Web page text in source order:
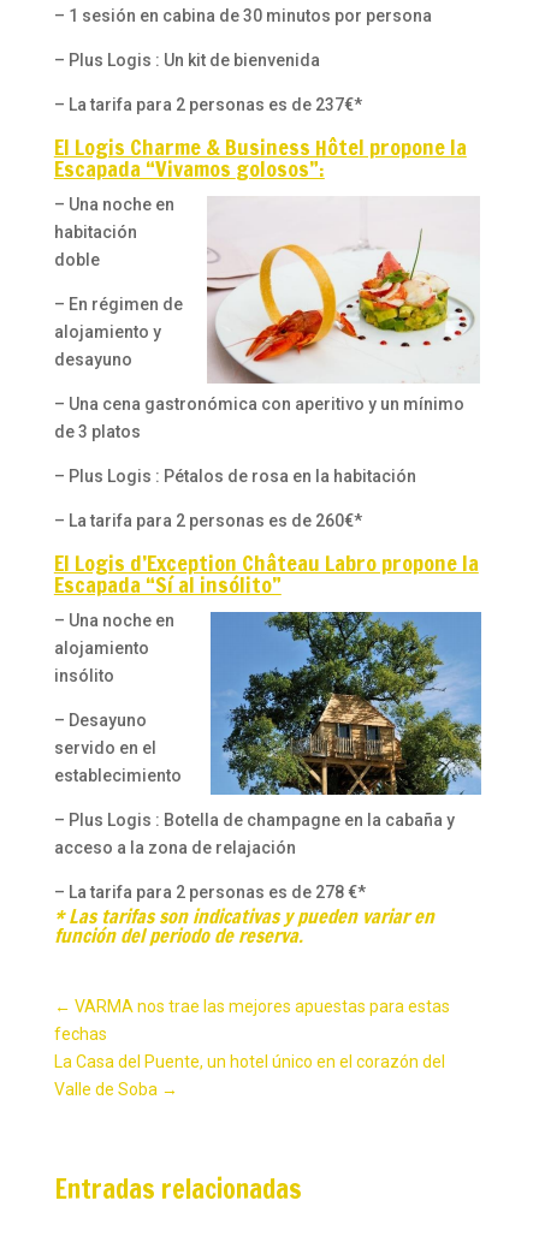
– 1 sesión en cabina de 30 minutos por persona
– Plus Logis : Un kit de bienvenida
– La tarifa para 2 personas es de 237€*
El Logis Charme & Business Hôtel propone la
Escapada “Vivamosgolosos”:
– Una noche en
habitación
doble
– En régimen de
alojamiento y
desayuno
– Una cena gastronómica con aperitivo y un mínimo
de 3 platos
– Plus Logis : Pétalos de rosa en la habitación
– La tarifa para 2 personas es de 260€*
El Logis d’Exception Château Labro propone la
Escapada “Sí al insólito”
– Una noche en
alojamiento
insólito
– Desayuno
servido en el
establecimiento
– Plus Logis : Botella de champagne en la cabaña y
acceso a la zona de relajación
– La tarifa para 2 personas es de 278 €*
* Las tarifas son indicativas y pueden variar en
función del periodo de reserva.
← VARMA nos trae las mejores apuestas para estas
fechas
La Casa del Puente, un hotel único en el corazón del
Valle de Soba →
Entradas relacionadas